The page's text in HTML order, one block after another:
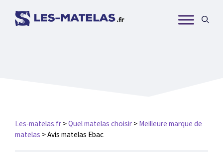
Les-matelas.fr >Quel matelas choisir > Meilleure marque de
matelas >Avis matelas Ebac